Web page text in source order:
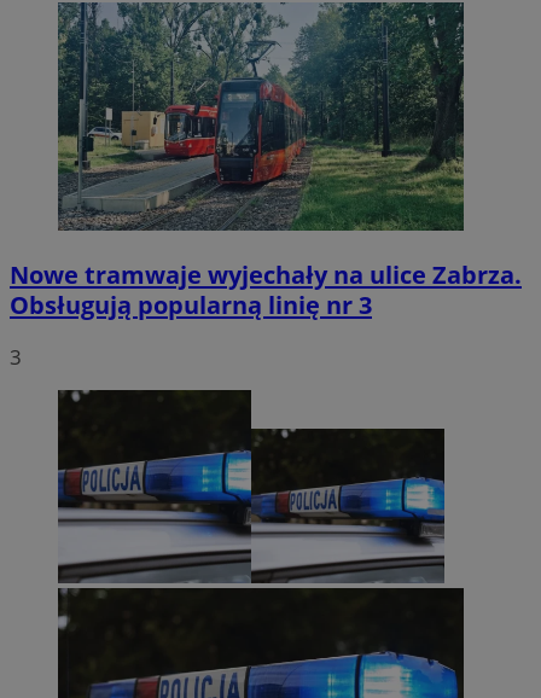
Nowe tramwaje wyjechały na ulice Zabrza.
Obsługują popularną linię nr 3
3